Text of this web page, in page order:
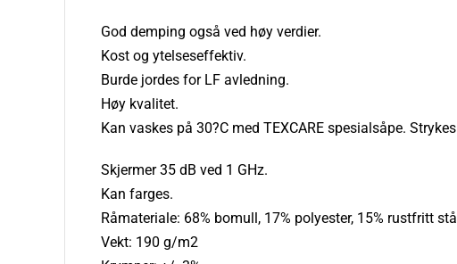
God demping også ved høy verdier.
Kost og ytelseseffektiv.
Burde jordes for LF avledning.
Høy kvalitet.
Kan vaskes på 30?C med TEXCARE spesialsåpe.
Skjermer 35 dB ved 1 GHz.
Kan farges.
Råmateriale: 68% bomull, 17% polyester, 15% rustfritt
Vekt: 190 g/m2